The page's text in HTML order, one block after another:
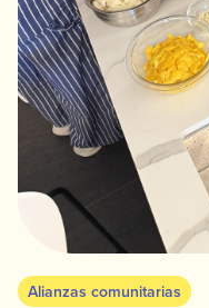
Alianzas comunitarias